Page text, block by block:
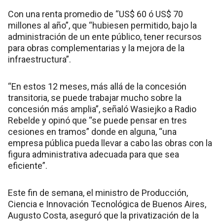
Con una renta promedio de “US$ 60 ó US$ 70
millones al año”, que “hubiesen permitido, bajo la
administración de un ente público, tener recursos
para obras complementarias y la mejora de la
infraestructura”.
“En estos 12 meses, más allá de la concesión
transitoria, se puede trabajar mucho sobre la
concesión más amplia”, señaló Wasiejko a Radio
Rebelde y opinó que “se puede pensar en tres
cesiones en tramos” donde en alguna, “una
empresa pública pueda llevar a cabo las obras con la
figura administrativa adecuada para que sea
eficiente”.
Este fin de semana, el ministro de Producción,
Ciencia e Innovación Tecnológica de Buenos Aires,
Augusto Costa, aseguró que la privatización de la